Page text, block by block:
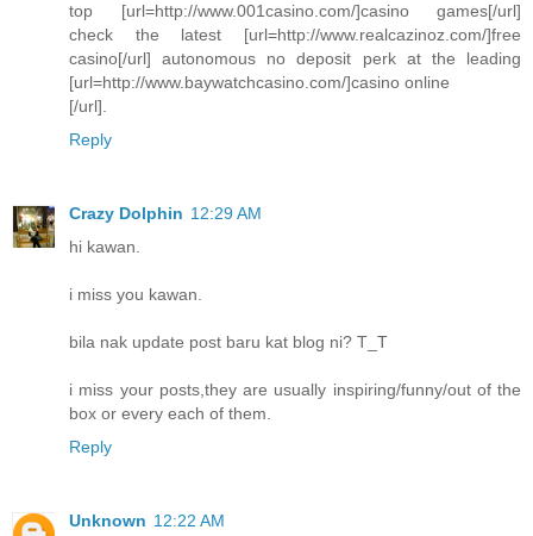
top [url=http://www.001casino.com/]casino games[/url]
check the latest [url=http://www.realcazinoz.com/]free
casino[/url] autonomous no deposit perk at the leading
[url=http://www.baywatchcasino.com/]casino online
[/url].
Reply
Crazy Dolphin 12:29 AM
hi kawan.
i miss you kawan.
bila nak update post baru kat blog ni? T_T
i miss your posts,they are usually inspiring/funny/out of the
box or every each of them.
Reply
Unknown 12:22 AM